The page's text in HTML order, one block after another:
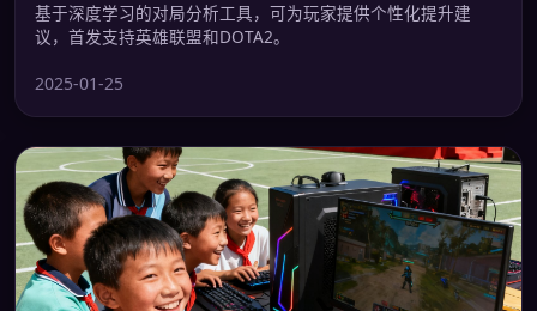
基于深度学习的对局分析工具，可为玩家提供个性化提升建
议，首发支持英雄联盟和DOTA2。
2025-01-25